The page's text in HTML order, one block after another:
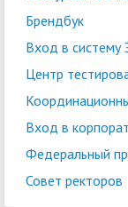
Брендбук
Вход в
Центр
Вход в
Федеральный
Совет ректоров